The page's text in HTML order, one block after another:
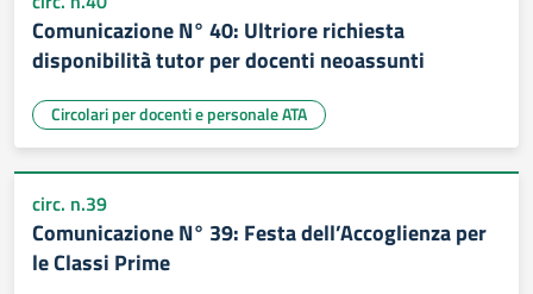
Comunicazione N° 40: Ultriore richiesta
disponibilità tutor per docenti neoassunti
Circolari per docenti e personale ATA
circ. n.39
Comunicazione N° 39: Festa dell’Accoglienza per
le Classi Prime